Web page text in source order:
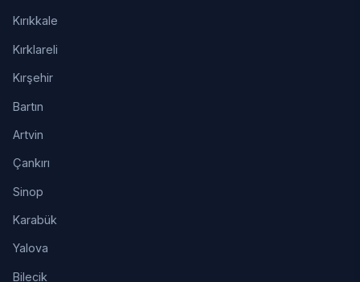
Kırıkkale
Kırklareli
Kırşehir
Bartın
Artvin
Çankırı
Sinop
Karabük
Yalova
Bilecik